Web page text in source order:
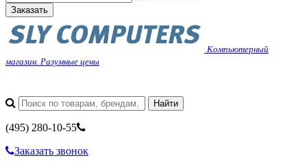
Заказать
Компьютерный
магазин. Разумные цены
(495) 280-10-55
Заказать звонок